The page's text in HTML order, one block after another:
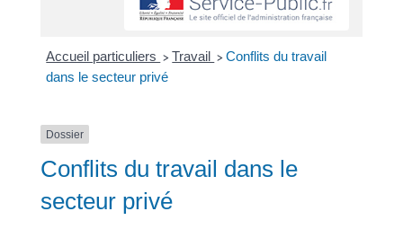
Accueil particuliers > Travail > Conflits du travail
dans le secteur privé
Dossier
Conflits du travail dans le
secteur privé